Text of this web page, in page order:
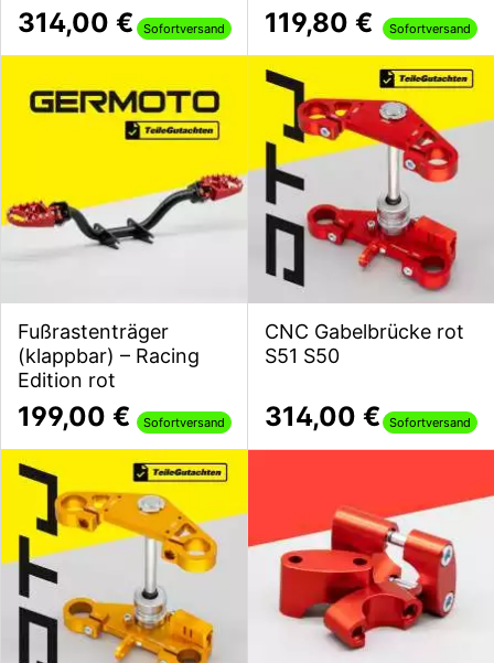
314,00 € Sofortversand 119,80 € Sofortversand
Fußrastenträger
(klappbar) – Racing
Edition rot
199,00 € Sofortversand
CNC Gabelbrücke rot
S51 S50
314,00 € Sofortversand